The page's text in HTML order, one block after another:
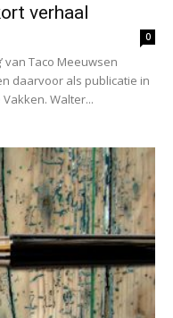
verhaal
0
van Taco Meeuwsen
daarvoor als publicatie in
Walter...